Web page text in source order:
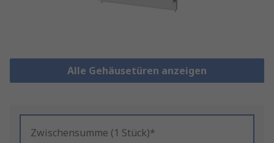
Alle Gehäusetüren anzeigen
Zwischensumme (1 Stück)*